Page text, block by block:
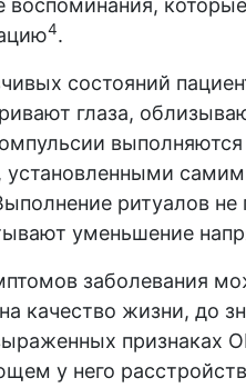
воспоминания,
4.
состояний
глаза,
установленными
ритуалов не
уменьшение
заболевания
качество жизни, до
признаках
у него